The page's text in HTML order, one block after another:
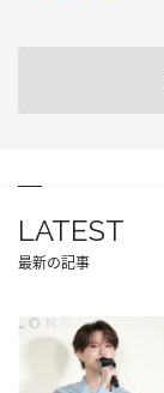
LATEST
最新の記事